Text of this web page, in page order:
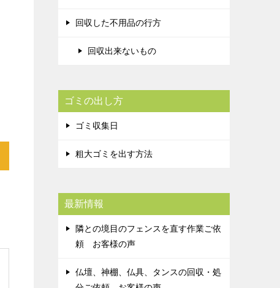
回収した不用品の行方
回収出来ないもの
ゴミの出し方
ゴミ収集日
粗大ゴミを出す方法
最新情報
隣との境目のフェンスを直す作業ご依
頼 お客様の声
仏壇、神棚、仏具、タンスの回収・処